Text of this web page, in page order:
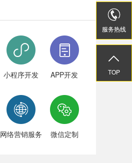
小程序开发 APP开发
网络营销服务 微信定制

服务热线

TOP

服务热线

TOP